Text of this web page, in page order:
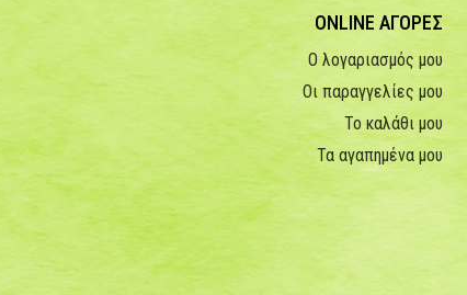
ONLINE ΑΓΟΡΕΣ
Ο λογαριασμός μου
Οι παραγγελίες μου
Το καλάθι μου
Τα αγαπημένα μου